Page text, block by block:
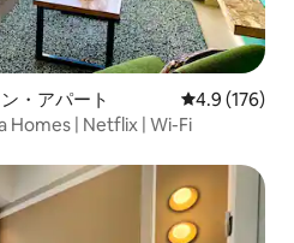
・アパート レビュー176
4.9 (176)
Homes | Netflix | Wi-Fi